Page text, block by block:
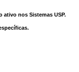
ativo nos Sistemas USP.